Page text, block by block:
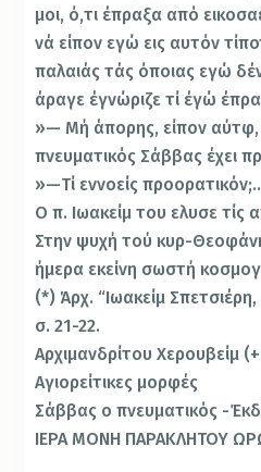
μοι, ό,τι έπραξα από
νά είπον εγώ εις αυτόν
παλαιάς τάς όποιας εγώ
άραγε έγνώριζε τί έγώ
»— Μή άπορης, είπον
πνευματικός Σάββας έχει
»—Τί εννοείς
Ο π. Ιωακείμ του ελυσε τίς
Στην ψυχή τού κυρ-
ή­μερα εκείνη σωστή
(*) Άρχ. “Ιωακείμ
σ. 21-22.
Αρχιμανδρίτου Χερουβείμ
Αγιορείτικες μορφές
Σάββας ο πνευματικός -
ΙΕΡΑ ΜΟΝΗ ΠΑΡΑΚΛΗΤΟΥ